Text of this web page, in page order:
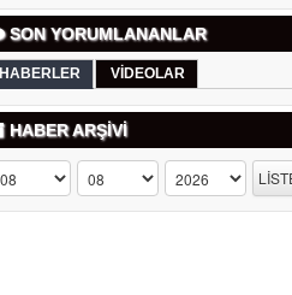
ÇETİN ÜNSALAN
AB KAPISINDA KAÇAN FIRSAT
OYA BECERİK
SON YORUMLANANLAR
HABERLER VİDEOLAR
HABER ARŞİVİ